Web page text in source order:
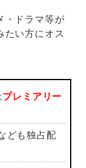
・ドラマ等が
たい方にオス
プレミアリー
ども独占配